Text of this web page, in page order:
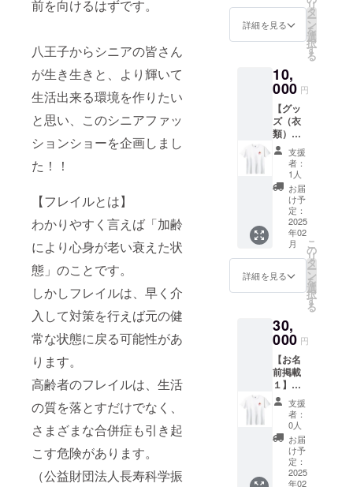
前を向けるはずです。
八王子からシニアの皆さん
が生き生きと、より輝いて
生活出来る環境を作りたい
と思い、このシニアファッ
ションショーを企画しまし
た！！
【フレイルとは】
わかりやすく言えば「加齢
により心身が老い衰えた状
態」のことです。
しかしフレイルは、早く介
入して対策を行えば元の健
常な状態に戻る可能性があ
ります。
高齢者のフレイルは、生活
の質を落とすだけでなく、
さまざまな合併症も引き起
こす危険があります。
（公益財団法人長寿科学振
い。
ム）を
掲載し
ます。
・掲載
文字の
み、ロ
ゴ／バ
ナーの
掲載は
不可 ・
支援
時、必
ず備考
欄に希
望され
るお名
前をご
記入く
ださ
い。
【グッ
ション
ショー
キャラ
クター
のス
テッ
カーを
提供し
ます。
（商品
の説
明） ・
数量：1
詳細を見る
リ
タ
ー
ン
を
選
択
す
る
10,
000 円
【グッ
ズ（衣
類）】
うきう
き
ファッ
ション
ショー
キャラ
クター
のTシャ
ツを提
供しま
す。 ・
サイズ
展開：
XL 【お
名前掲
載】 作
成する
フォト
ブック
に、支
援者様
のお名
前
（ニッ
クネー
ム）を
支援
者：
1人
お届
け予
定：
2025
年02
月
詳細を見る
こ
の
リ
タ
ー
ン
を
選
択
す
る
30,
000 円
【お名
前掲載
１】
ショー
当日の
舞台映
像に、
支援者
様のお
名前
支援
者：
0人
お届
け予
定：
2025
年02